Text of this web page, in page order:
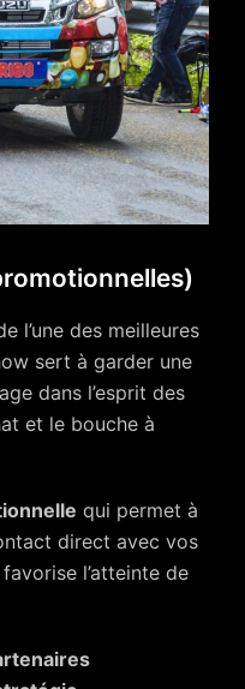
l’une des meilleures
sert à garder une
dans l’esprit des
et le bouche à
qui permet à
direct avec vos
l’atteinte de